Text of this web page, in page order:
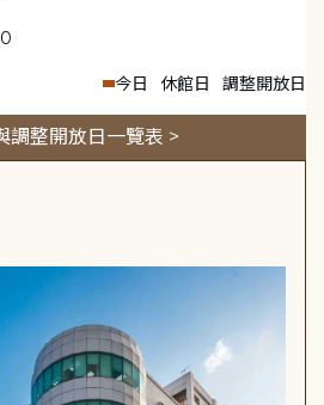
今日 休館日 調整開放日
調整開放日一覽表 >